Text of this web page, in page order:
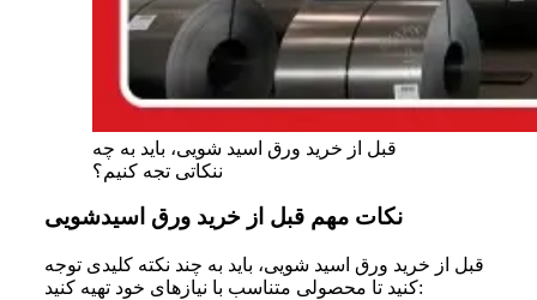
قبل از خرید ورق اسید شویی، باید به چه
ننکاتی تجه کنیم؟
نکات مهم قبل از خرید ورق اسیدشویی
قبل از خرید ورق اسید شویی، باید به چند نکته کلیدی توجه
کنید تا محصولی متناسب با نیازهای خود تهیه کنید: